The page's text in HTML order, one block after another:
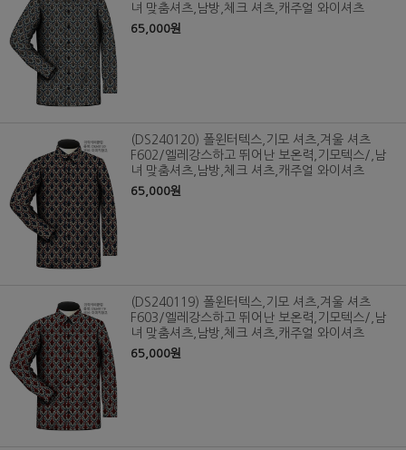
녀 맞춤셔츠,남방,체크 셔츠,캐주얼 와이셔츠
65,000원
(DS240120) 폴윈터텍스,기모 셔츠,겨울 셔츠
F602/엘레강스하고 뛰어난 보온력,기모텍스/,남
녀 맞춤셔츠,남방,체크 셔츠,캐주얼 와이셔츠
65,000원
(DS240119) 폴윈터텍스,기모 셔츠,겨울 셔츠
F603/엘레강스하고 뛰어난 보온력,기모텍스/,남
녀 맞춤셔츠,남방,체크 셔츠,캐주얼 와이셔츠
65,000원